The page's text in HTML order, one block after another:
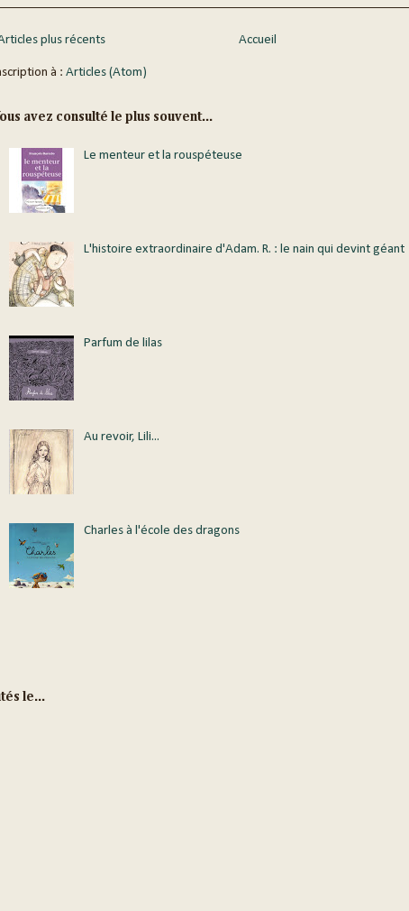
plus récents Accueil
à : Articles (Atom)
avez consulté le plus souvent...
Le menteur et la rouspéteuse
L'histoire extraordinaire d'Adam. R. : le nain qui devint géant
Parfum de lilas
Au revoir, Lili...
Charles à l'école des dragons
le...